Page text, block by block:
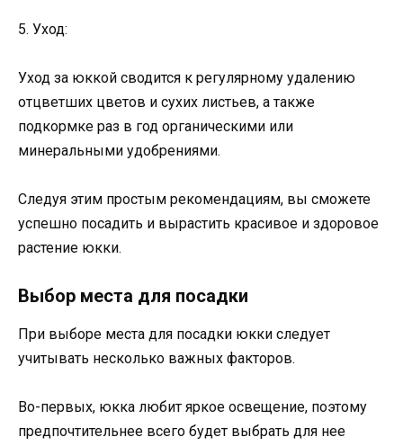
5. Уход:
Уход за юккой сводится к регулярному удалению
отцветших цветов и сухих листьев, а также
подкормке раз в год органическими или
минеральными удобрениями.
Следуя этим простым рекомендациям, вы сможете
успешно посадить и вырастить красивое и здоровое
растение юкки.
Выбор места для посадки
При выборе места для посадки юкки следует
учитывать несколько важных факторов.
Во-первых, юкка любит яркое освещение, поэтому
предпочтительнее всего будет выбрать для нее